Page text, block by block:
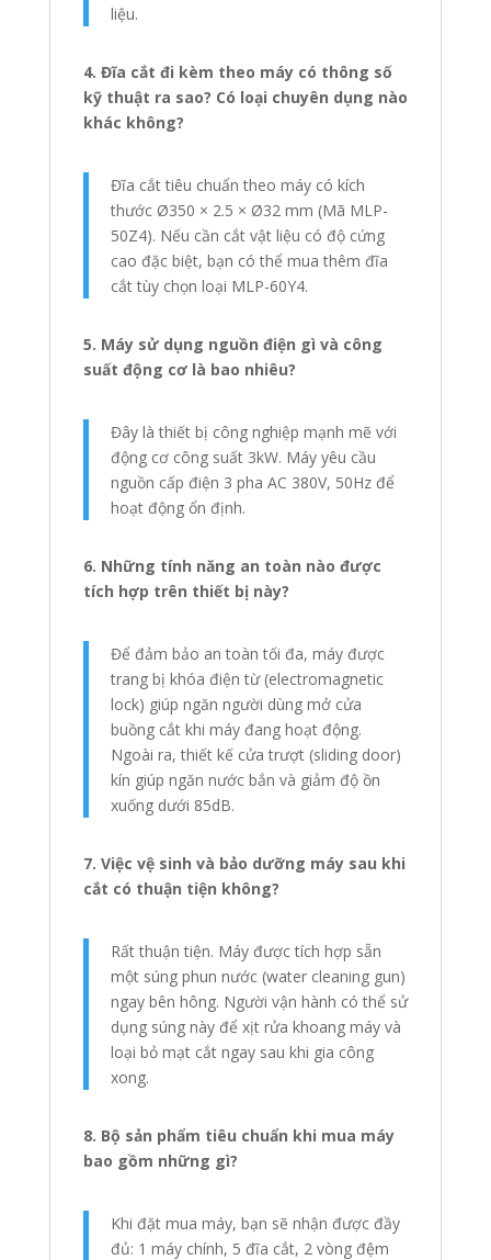
liệu.
4. Đĩa cắt đi kèm theo máy có thông số
kỹ thuật ra sao? Có loại chuyên dụng nào
khác không?
Đĩa cắt tiêu chuẩn theo máy có kích
thước Ø350 × 2.5 × Ø32 mm (Mã MLP-
50Z4). Nếu cần cắt vật liệu có độ cứng
cao đặc biệt, bạn có thể mua thêm đĩa
cắt tùy chọn loại MLP-60Y4.
5. Máy sử dụng nguồn điện gì và công
suất động cơ là bao nhiêu?
Đây là thiết bị công nghiệp mạnh mẽ với
động cơ công suất 3kW. Máy yêu cầu
nguồn cấp điện 3 pha AC 380V, 50Hz để
hoạt động ổn định.
6. Những tính năng an toàn nào được
tích hợp trên thiết bị này?
Để đảm bảo an toàn tối đa, máy được
trang bị khóa điện từ (electromagnetic
lock) giúp ngăn người dùng mở cửa
buồng cắt khi máy đang hoạt động.
Ngoài ra, thiết kế cửa trượt (sliding door)
kín giúp ngăn nước bắn và giảm độ ồn
xuống dưới 85dB.
7. Việc vệ sinh và bảo dưỡng máy sau khi
cắt có thuận tiện không?
Rất thuận tiện. Máy được tích hợp sẵn
một súng phun nước (water cleaning gun)
ngay bên hông. Người vận hành có thể sử
dụng súng này để xịt rửa khoang máy và
loại bỏ mạt cắt ngay sau khi gia công
xong.
8. Bộ sản phẩm tiêu chuẩn khi mua máy
bao gồm những gì?
Khi đặt mua máy, bạn sẽ nhận được đầy
đủ: 1 máy chính, 5 đĩa cắt, 2 vòng đệm